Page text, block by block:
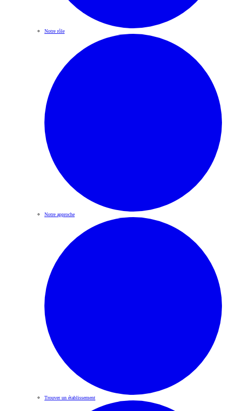
Notre rôle
Notre approche
Trouver un établissement